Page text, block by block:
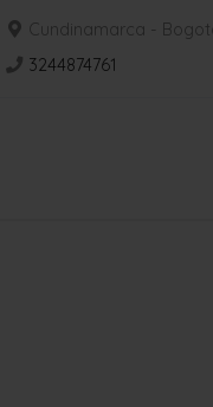
Cundinamarca -
3244874761